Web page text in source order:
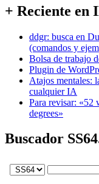
+ Reciente en
ddgr: busca en
(comandos y
Bolsa de trabajo
Plugin de
Atajos mentales:
cualquier IA
Para revisar: «52
degrees»
Buscador